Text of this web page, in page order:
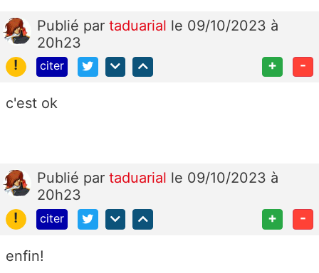
Publié par taduarial le 09/10/2023 à
20h23
!
citer + -
c'est ok
Publié par taduarial le 09/10/2023 à
20h23
!
citer + -
enfin!